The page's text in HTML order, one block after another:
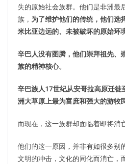
失的原始社会族群。他们是非洲最
族， 为了维护他们的传统，他们选
米比亚边远的、未被破坏的原始环
辛巴人没有图腾，他们崇拜祖先、
族的精神核心。
辛巴族人17世纪从安哥拉高原迁徙
洲大草原上最为富庶和强大的游牧
而现在，这一族群却面临着即将消
他们的这一原因，并非有如很多别
文明的冲击，文化的同化而消亡，